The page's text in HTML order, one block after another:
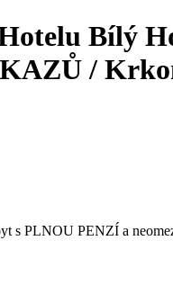
Bílý
/
s PLNOU PENZÍ a